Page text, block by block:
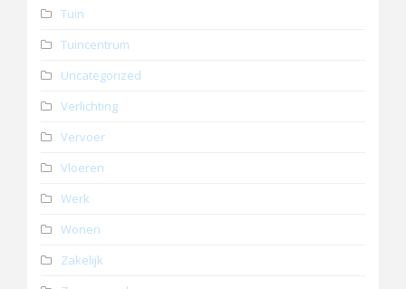
Tuin
Tuincentrum
Uncategorized
Verlichting
Vervoer
Vloeren
Werk
Wonen
Zakelijk